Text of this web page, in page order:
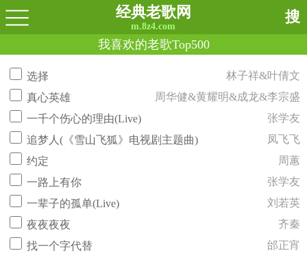
经典老歌网
m.8z4.com
搜
我喜欢的老歌Top500
选择
林子祥&叶倩文
真心英雄
周华健&黄耀明&成龙&李宗盛
一千个伤心的理由(Live)
张学友
追梦人(《雪山飞狐》电视剧主题曲)
凤飞飞
约定
周蕙
一路上有你
张学友
一辈子的孤单(Live)
刘若英
夜夜夜夜
齐秦
找一个字代替
邰正宵